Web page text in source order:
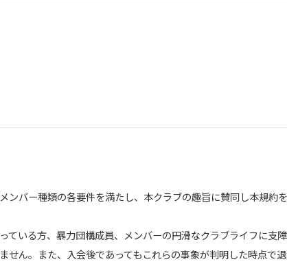
ンバー種類の各要件を満たし、本クラブの趣旨に賛同し本規約
ている方、暴力団構成員、メンバーの円滑なクラブライフに支
ん。また、入会後であってもこれらの事象が判明した時点で退